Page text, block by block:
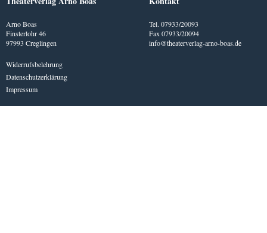
Arno Boas
Finsterlohr 46
97993 Creglingen
Widerrufsbelehrung
Datenschutzerklärung
Impressum
Tel. 07933/20093
Fax 07933/20094
info@theaterverlag-arno-boas.de